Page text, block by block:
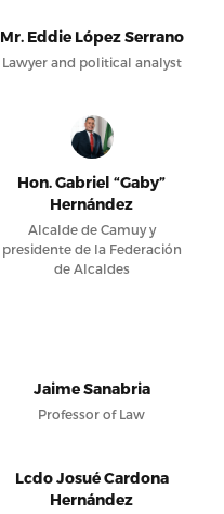
Mr. Eddie López Serrano
Lawyer and political analyst
Hon. Gabriel “Gaby”
Hernández
Alcalde de Camuy y
presidente de la Federación
de Alcaldes
Jaime Sanabria
Professor of Law
Lcdo Josué Cardona
Hernández